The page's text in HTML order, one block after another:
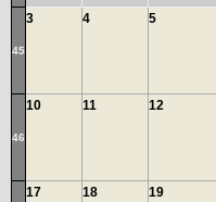
45
3 4 5
46
10 11 12
17 18 19